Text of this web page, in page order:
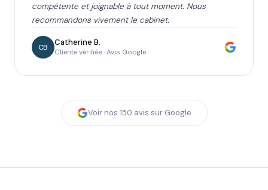
compétente et joignable à tout moment. Nous
recommandons vivement le cabinet.
CB Catherine B.
Cliente vérifiée · Avis Google
Voir nos 150 avis sur Google